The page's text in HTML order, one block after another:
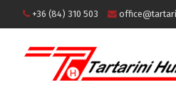
+36 (84) 310 503